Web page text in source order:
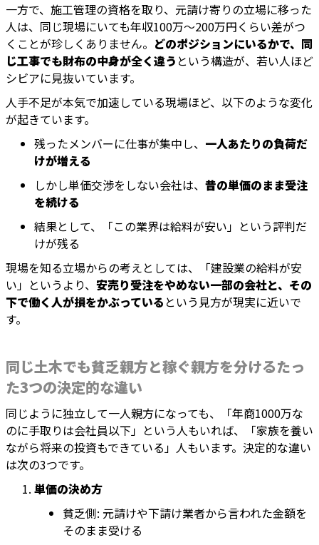
一方で、施工管理の資格を取り、元請け寄りの立場に移った
人は、同じ現場にいても年収100万〜200万円くらい差がつ
くことが珍しくありません。 どのポジションにいるかで、同
じ工事でも財布の中身が全く違う という構造が、若い人ほど
シビアに見抜いています。
人手不足が本気で加速している現場ほど、以下のような変化
が起きています。
残ったメンバーに仕事が集中し、 一人あたりの負荷だ
けが増える
しかし単価交渉をしない会社は、 昔の単価のまま受注
を続ける
結果として、「この業界は給料が安い」という評判だ
けが残る
現場を知る立場からの考えとしては、「建設業の給料が安
い」というより、 安売り受注をやめない一部の会社と、その
下で働く人が損をかぶっている という見方が現実に近いで
す。
同じ土木でも貧乏親方と稼ぐ親方を分けるたっ
た3つの決定的な違い
同じように独立して一人親方になっても、「年商1000万な
のに手取りは会社員以下」という人もいれば、「家族を養い
ながら将来の投資もできている」人もいます。決定的な違い
は次の3つです。
単価の決め方
貧乏側: 元請けや下請け業者から言われた金額を
そのまま受ける